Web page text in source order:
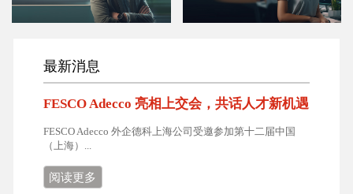
最新消息
FESCO Adecco 亮相上交会，共话人才新机遇
FESCO Adecco 外企德科上海公司受邀参加第十二届中国
（上海）...
阅读更多